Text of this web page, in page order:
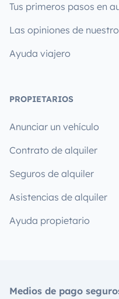
Tus primeros pasos en
Las opiniones de
Ayuda viajero
PROPIETARIOS
Anunciar un vehículo
Contrato de alquiler
Seguros de alquiler
Asistencias de alquiler
Ayuda propietario
Medios de pago